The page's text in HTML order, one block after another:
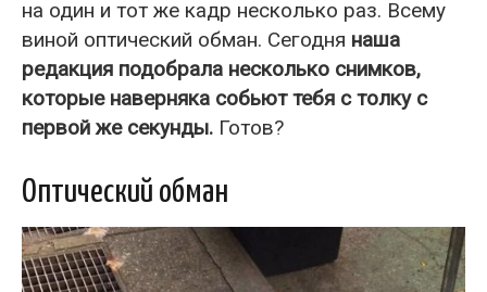
на один и тот же кадр несколько раз. Всему
виной оптический обман. Сегодня наша
редакция подобрала несколько снимков,
которые наверняка собьют тебя с толку с
первой же секунды. Готов?
Оптический обман